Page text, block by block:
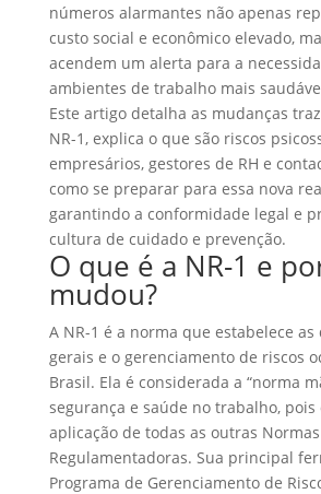
números alarmantes não apenas
custo social e econômico elevado,
acendem um alerta para a
ambientes de trabalho mais
Este artigo detalha as mudanças
NR-1, explica o que são riscos
empresários, gestores de RH e
como se preparar para essa nova
garantindo a conformidade legal e
cultura de cuidado e prevenção.
O que é a NR-1 e
mudou?
A NR-1 é a norma que estabelece as
gerais e o gerenciamento de riscos
Brasil. Ela é considerada a “norma
segurança e saúde no trabalho, pois
aplicação de todas as outras Normas
Regulamentadoras. Sua principal
Programa de Gerenciamento de